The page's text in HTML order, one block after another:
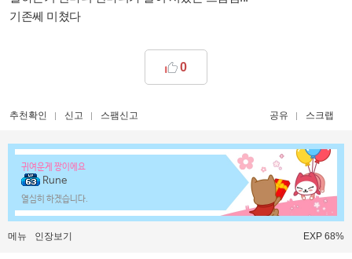
기존쎄 미쳤다
0
추천확인 신고 스팸신고 공유 스크랩
귀여운게 짱이에요
Rune
열심히 하겠습니다.
메뉴 인장보기 EXP 68%